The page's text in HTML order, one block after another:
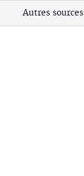
Autres sources